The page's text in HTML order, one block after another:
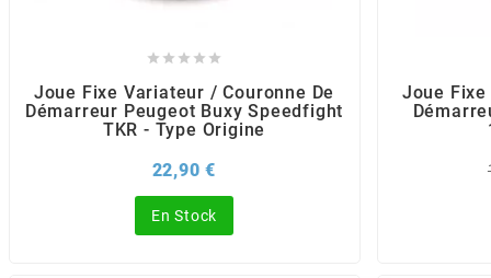
    
Joue Fixe Variateur / Couronne De
Démarreur Peugeot Buxy Speedfight
TKR - Type Origine
22,90 €
En Stock
Joue